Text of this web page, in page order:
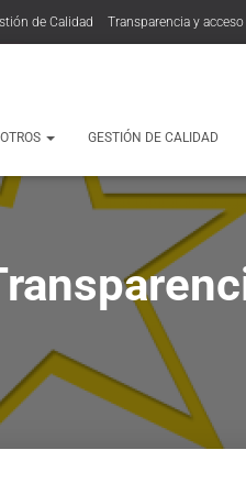
de Calidad Transparencia y
GESTIÓN DE CALIDAD